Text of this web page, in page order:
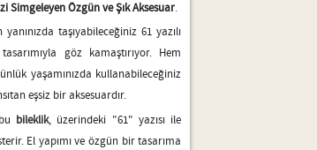
Simgeleyen Özgün ve Şık Aksesuar.
yanınızda taşıyabileceğiniz 61 yazılı
göz kamaştırıyor. Hem
yaşamınızda kullanabileceğiniz
eşsiz bir aksesuardır.
bileklik, üzerindeki "61" yazısı ile
El yapımı ve özgün bir tasarıma